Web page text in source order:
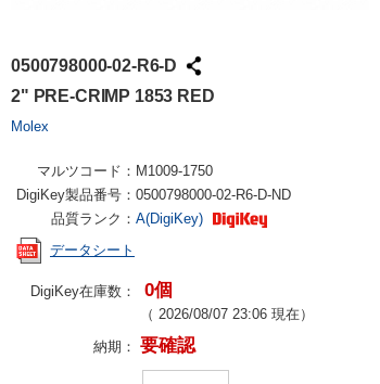
0500798000-02-R6-D
2" PRE-CRIMP 1853 RED
Molex
マルツコード： M1009-1750
DigiKey製品番号： 0500798000-02-R6-D-ND
品質ランク： A(DigiKey)
データシート
DigiKey在庫数： 0個
（ 2026/08/07 23:06 現在）
納期： 要確認